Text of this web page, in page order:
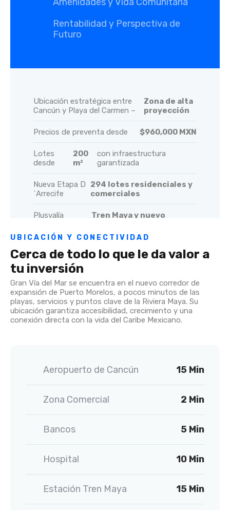
Rentabilidad y Perspectiva de
Futuro
Ubicación estratégica entre
Cancún y Playa del Carmen –
Zona de alta
proyección
Precios de preventa desde $960,000 MXN
Lotes
desde
200
m²
con infraestructura
garantizada
Nueva Etapa D
´Arrecife
294 lotes residenciales y
comerciales
Plusvalía
Tren Maya y nuevo
UBICACIÓN Y CONECTIVIDAD
Cerca de todo lo que le da valor a
tu inversión
Gran Vía del Mar se encuentra en el nuevo corredor de
expansión de Puerto Morelos, a pocos minutos de las
playas, servicios y puntos clave de la Riviera Maya. Su
ubicación garantiza accesibilidad, crecimiento y una
conexión directa con la vida del Caribe Mexicano.
Aeropuerto de Cancún 15 Min
Zona Comercial 2 Min
Bancos 5 Min
Hospital 10 Min
Estación Tren Maya 15 Min